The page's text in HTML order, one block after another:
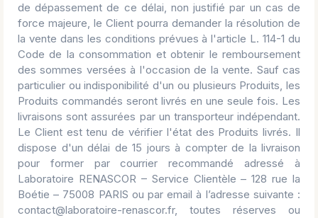
de dépassement de ce délai, non justifié par un cas de
force majeure, le Client pourra demander la résolution de
la vente dans les conditions prévues à l'article L. 114-1 du
Code de la consommation et obtenir le remboursement
des sommes versées à l'occasion de la vente. Sauf cas
particulier ou indisponibilité d'un ou plusieurs Produits, les
Produits commandés seront livrés en une seule fois. Les
livraisons sont assurées par un transporteur indépendant.
Le Client est tenu de vérifier l'état des Produits livrés. Il
dispose d'un délai de 15 jours à compter de la livraison
pour former par courrier recommandé adressé à
Laboratoire RENASCOR – Service Clientèle – 128 rue la
Boétie – 75008 PARIS ou par email à l’adresse suivante :
contact@laboratoire-renascor.fr, toutes réserves ou